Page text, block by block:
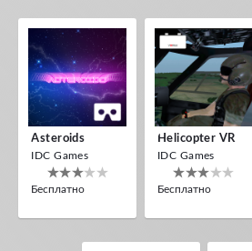
Asteroids
IDC Games
Бесплатно
Helicopter VR
IDC Games
Бесплатно